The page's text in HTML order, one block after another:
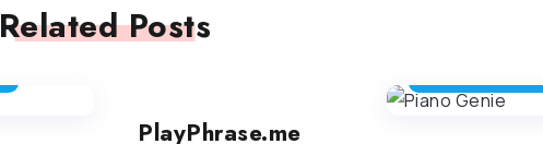
Related Posts
PlayPhrase.me